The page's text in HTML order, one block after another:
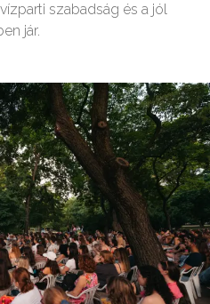
szabadság és a jól
jár.